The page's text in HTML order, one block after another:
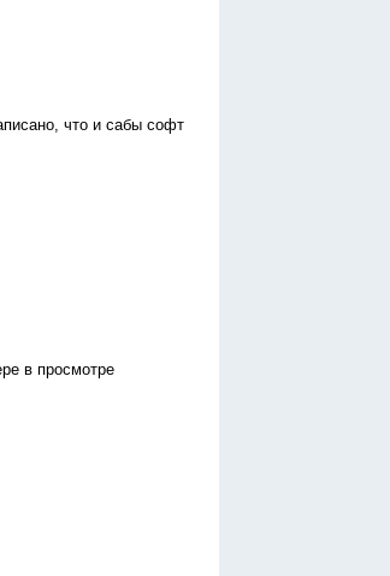
что и сабы софт
в просмотре